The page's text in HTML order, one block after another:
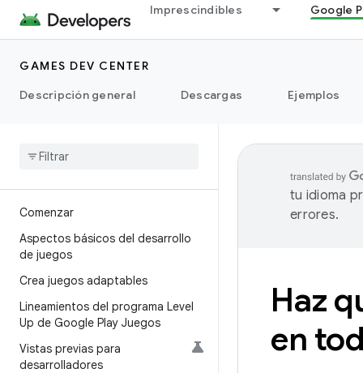
Imprescindibles Google
GAMES DEV CENTER
Descripción general
Descargas Ejemplos
Comenzar
Aspectos básicos del desarrollo
de juegos
Crea juegos adaptables
Lineamientos del programa Level
Up de Google Play Juegos
Vistas previas para
desarrolladores
tu idioma
errores.
Haz
en